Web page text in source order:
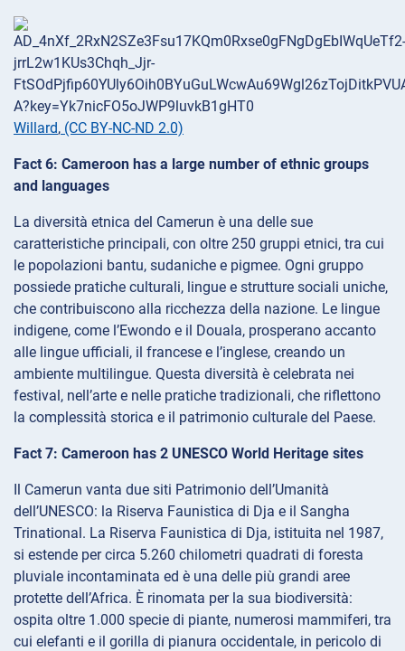
Willard, (CC BY-NC-ND 2.0)
Fact 6: Cameroon has a large number of ethnic groups
and languages
La diversità etnica del Camerun è una delle sue
caratteristiche principali, con oltre 250 gruppi etnici, tra cui
le popolazioni bantu, sudaniche e pigmee. Ogni gruppo
possiede pratiche culturali, lingue e strutture sociali uniche,
che contribuiscono alla ricchezza della nazione. Le lingue
indigene, come l’Ewondo e il Douala, prosperano accanto
alle lingue ufficiali, il francese e l’inglese, creando un
ambiente multilingue. Questa diversità è celebrata nei
festival, nell’arte e nelle pratiche tradizionali, che riflettono
la complessità storica e il patrimonio culturale del Paese.
Fact 7: Cameroon has 2 UNESCO World Heritage sites
Il Camerun vanta due siti Patrimonio dell’Umanità
dell’UNESCO: la Riserva Faunistica di Dja e il Sangha
Trinational. La Riserva Faunistica di Dja, istituita nel 1987,
si estende per circa 5.260 chilometri quadrati di foresta
pluviale incontaminata ed è una delle più grandi aree
protette dell’Africa. È rinomata per la sua biodiversità:
ospita oltre 1.000 specie di piante, numerosi mammiferi, tra
cui elefanti e il gorilla di pianura occidentale, in pericolo di